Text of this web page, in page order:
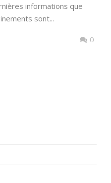
informations que
sont...
0